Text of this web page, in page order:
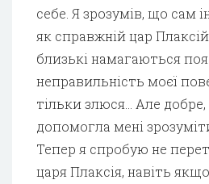
себе. Я зрозумів, що сам
як справжній цар
близькі намагаються
неправильність моєї
тільки злюся… Але
допомогла мені
Тепер я спробую не
царя Плаксія, навіть